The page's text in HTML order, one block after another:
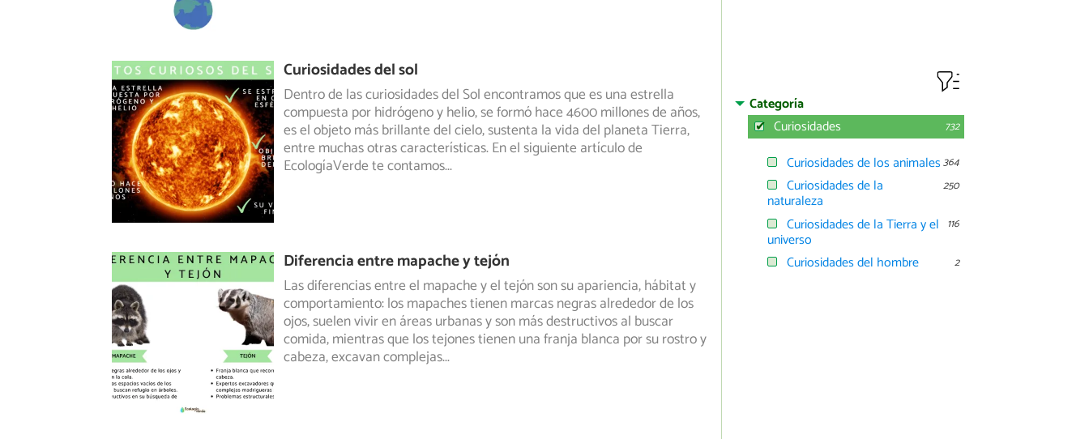
Curiosidades del sol
Dentro de las curiosidades del Sol encontramos que es una estrella
compuesta por hidrógeno y helio, se formó hace 4600 millones de años,
esel objeto más brillante del cielo, sustenta la vida del planeta Tierra,
entre muchas otras características. En el siguiente artículo de
EcologíaVerde te contamos...
Diferencia entre mapache y tejón
Las diferencias entre el mapache y el tejón son su apariencia, hábitat y
comportamiento: los mapaches tienen marcas negras alrededor de los
ojos, suelen vivir en áreas urbanas y son más destructivos al buscar
comida, mientras que los tejones tienen una franja blanca por su rostro y
cabeza, excavan complejas...
Categoría
Curiosidades
732
Curiosidades de los animales364
Curiosidades de la
naturaleza
250
Curiosidades de la Tierra y el
universo
116
Curiosidades del hombre 2